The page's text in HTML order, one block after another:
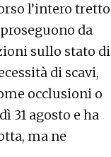
l’intero tretto
da
sullo stato di
di scavi,
occlusioni o
31 agosto e ha
ma ne